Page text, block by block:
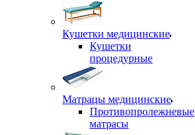
Кушетки медицинские
Кушетки
процедурные
Матрацы медицинские
Противопролежневые
матрасы